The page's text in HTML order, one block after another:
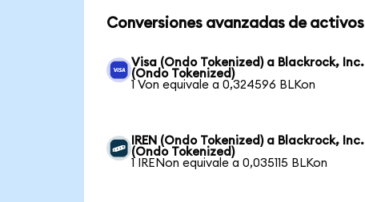
Conversiones avanzadas de activos
Visa (Ondo Tokenized) a Blackrock, Inc.
(Ondo Tokenized)
1 Von equivale a 0,324596 BLKon
IREN (Ondo Tokenized) a Blackrock, Inc.
(Ondo Tokenized)
1 IRENon equivale a 0,035115 BLKon